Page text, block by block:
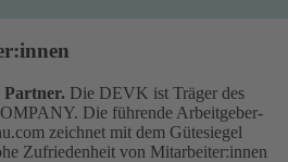
Partner. Die DEVK ist Träger des
Die führende Arbeitgeber-
zeichnet mit dem Gütesiegel
Zufriedenheit von Mitarbeiter:innen